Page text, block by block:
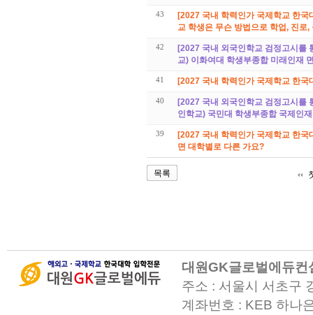
43
[2027 국내 학력인가 국제학교 한
교 학생은 무슨 방법으로 학업, 진로
42
[2027 국내 외국인학교 검정고시를
교) 이화여대 학생부종합 미래인재
41 [2027 국내 학력인가 국제학교 한
40
[2027 국내 외국인학교 검정고시를
인학교) 국민대 학생부종합 국제인
39
[2027 국내 학력인가 국제학교 한
면 대학별로 다른 가요?
목록
대원GK글로벌에듀
주소 : 서울시 서초구
계좌번호 : KEB 하나